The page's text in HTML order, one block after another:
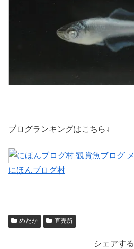
ブログランキングはこちら↓
にほんブログ村
めだか 直売所
シェアする